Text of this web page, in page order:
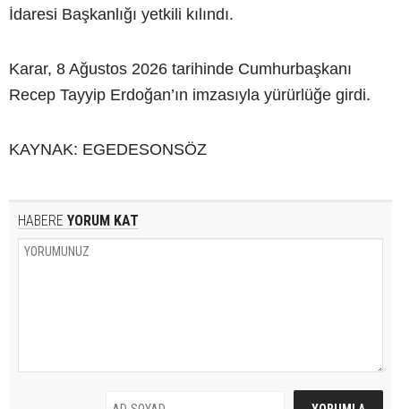
İdaresi Başkanlığı yetkili kılındı.
Karar, 8 Ağustos 2026 tarihinde Cumhurbaşkanı
Recep Tayyip Erdoğan’ın imzasıyla yürürlüğe girdi.
KAYNAK: EGEDESONSÖZ
HABERE YORUM KAT